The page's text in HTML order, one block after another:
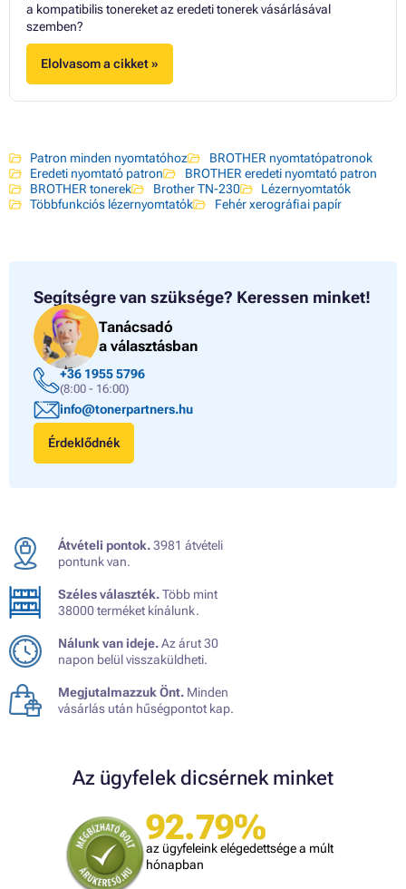
a kompatibilis tonereket az eredeti tonerek vásárlásával
szemben?
Elolvasom a cikket »
Patron minden nyomtatóhoz
BROTHER nyomtatópatronok
Eredeti nyomtató patron
BROTHER eredeti nyomtató patron
BROTHER tonerek
Brother TN-230
Lézernyomtatók
Többfunkciós lézernyomtatók
Fehér xerográfiai papír
Segítségre van szüksége? Keressen minket!
Tanácsadó
a választásban
+36 1955 5796
(8:00 - 16:00)
info@tonerpartners.hu
Érdeklődnék
Átvételi pontok.3981 átvételi
pontunk van.
Széles választék.Több mint
38000 terméket kínálunk.
Nálunk van ideje.Az árut 30
napon belül visszaküldheti.
Megjutalmazzuk Önt. Minden
vásárlás után hűségpontot kap.
Az ügyfelek dicsérnek minket
92.79%
az ügyfeleink elégedettsége a múlt
hónapban